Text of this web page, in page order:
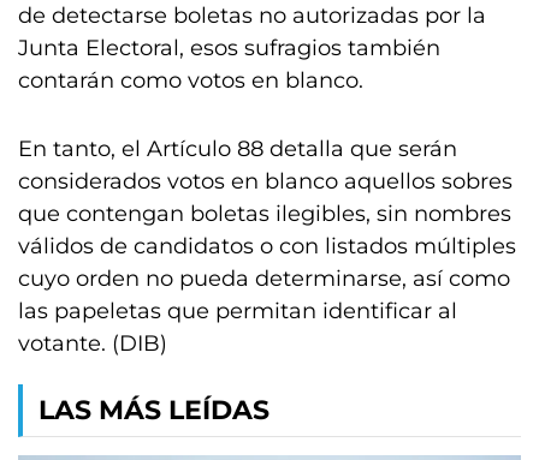
de detectarse boletas no autorizadas por la
Junta Electoral, esos sufragios también
contarán como votos en blanco.
En tanto, el Artículo 88 detalla que serán
considerados votos en blanco aquellos sobres
que contengan boletas ilegibles, sin nombres
válidos de candidatos o con listados múltiples
cuyo orden no pueda determinarse, así como
las papeletas que permitan identificar al
votante. (DIB)
LAS MÁS LEÍDAS